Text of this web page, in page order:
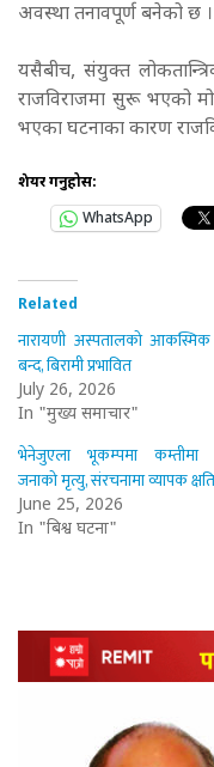
अवस्था तनावपूर्ण बनेको छ ।
यसैबीच, संयुक्त
राजविराजमा सुरू भएको
भएका घटनाका कारण
शेयर गर्नुहोस:
WhatsApp
Related
नारायणी अस्पतालको
बन्द, बिरामी प्रभावित
July 26, 2026
In "मुख्य समाचार"
भेनेजुएला भूकम्पमा कम्तीमा
जनाको मृत्यु, संरचनामा व्यापक क्षति
June 25, 2026
In "बिश्व घटना"